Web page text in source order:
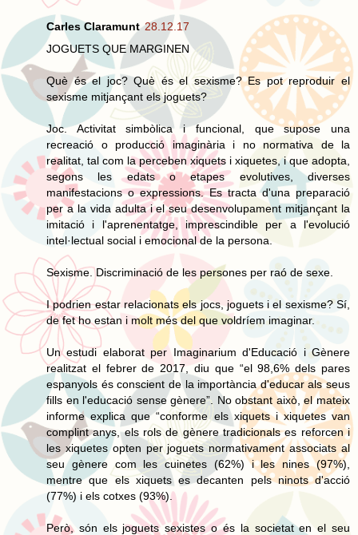
Carles Claramunt 28.12.17
JOGUETS QUE MARGINEN
Què és el joc? Què és el sexisme? Es pot reproduir el
sexisme mitjançant els joguets?
Joc. Activitat simbòlica i funcional, que supose una
recreació o producció imaginària i no normativa de la
realitat, tal com la perceben xiquets i xiquetes, i que adopta,
segons les edats o etapes evolutives, diverses
manifestacions o expressions. Es tracta d'una preparació
per a la vida adulta i el seu desenvolupament mitjançant la
imitació i l'aprenentatge, imprescindible per a l'evolució
intel·lectual social i emocional de la persona.
Sexisme. Discriminació de les persones per raó de sexe.
I podrien estar relacionats els jocs, joguets i el sexisme? Sí,
de fet ho estan i molt més del que voldríem imaginar.
Un estudi elaborat per Imaginarium d'Educació i Gènere
realitzat el febrer de 2017, diu que “el 98,6% dels pares
espanyols és conscient de la importància d'educar als seus
fills en l'educació sense gènere”. No obstant això, el mateix
informe explica que “conforme els xiquets i xiquetes van
complint anys, els rols de gènere tradicionals es reforcen i
les xiquetes opten per joguets normativament associats al
seu gènere com les cuinetes (62%) i les nines (97%),
mentre que els xiquets es decanten pels ninots d'acció
(77%) i els cotxes (93%).
Però, són els joguets sexistes o és la societat en el seu